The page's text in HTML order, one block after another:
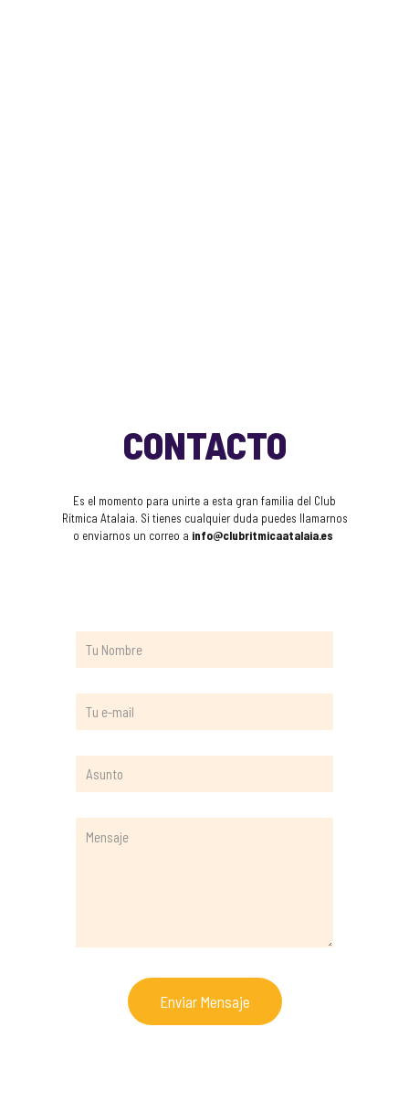
CONTACTO
Es el momento para unirte a esta gran familia del Club
Rítmica Atalaia. Si tienes cualquier duda puedes llamarnos
o enviarnos un correo a info@clubritmicaatalaia.es